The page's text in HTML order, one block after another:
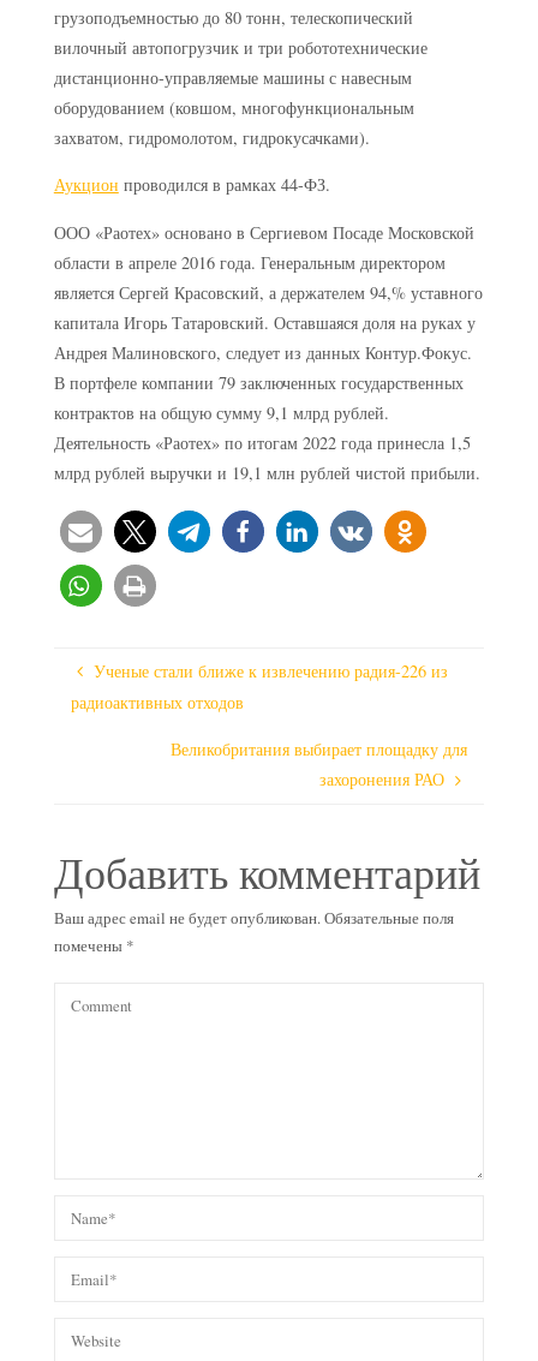
грузоподъемностью до 80 тонн, телескопический
вилочный автопогрузчик и три робототехнические
дистанционно-управляемые машины с навесным
оборудованием (ковшом, многофункциональным
захватом, гидромолотом, гидрокусачками).
Аукцион проводился в рамках 44-ФЗ.
ООО «Раотех» основано в Сергиевом Посаде Московской
области в апреле 2016 года. Генеральным директором
является Сергей Красовский, а держателем 94,% уставного
капитала Игорь Татаровский. Оставшаяся доля на руках у
Андрея Малиновского, следует из данных Контур.Фокус.
В портфеле компании 79 заключенных государственных
контрактов на общую сумму 9,1 млрд рублей.
Деятельность «Раотех» по итогам 2022 года принесла 1,5
млрд рублей выручки и 19,1 млн рублей чистой прибыли.
Ученые стали ближе к извлечению радия-226 из
радиоактивных отходов
Великобритания выбирает площадку для
захоронения РАО
Добавить комментарий
Ваш адрес email не будет опубликован. Обязательные поля
помечены *